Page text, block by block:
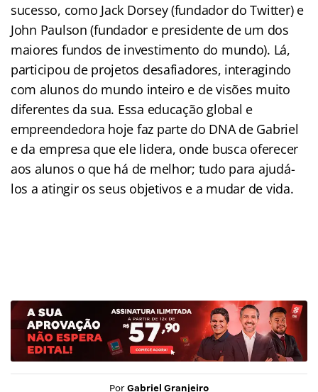
sucesso, como Jack Dorsey (fundador do Twitter) e
John Paulson (fundador e presidente de um dos
maiores fundos de investimento do mundo). Lá,
participou de projetos desafiadores, interagindo
com alunos do mundo inteiro e de visões muito
diferentes da sua. Essa educação global e
empreendedora hoje faz parte do DNA de Gabriel
e da empresa que ele lidera, onde busca oferecer
aos alunos o que há de melhor; tudo para ajudá-
los a atingir os seus objetivos e a mudar de vida.
Por Gabriel Granjeiro